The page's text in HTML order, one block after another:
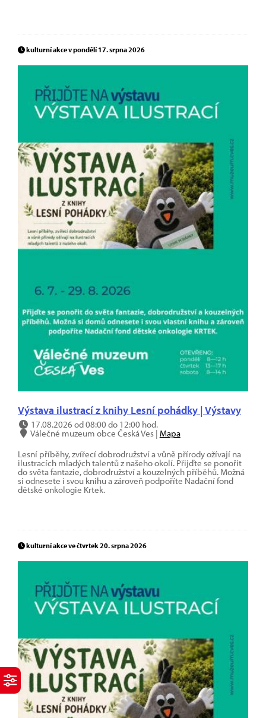
kulturní akce v pondělí 17. srpna 2026
Výstava ilustrací z knihy Lesní pohádky | Výstavy
17.08.2026 od 08:00 do 12:00 hod.
Válečné muzeum obce Česká Ves | Mapa
Lesní příběhy, zvířecí dobrodružství a vůně přírody ožívají na
ilustracích mladých talentů z našeho okolí. Přijďte se ponořit
do světa fantazie, dobrodružství a kouzelných příběhů. Možná
si odnesete i svou knihu a zároveň podpoříte Nadační fond
dětské onkologie Krtek.
kulturní akce ve čtvrtek 20. srpna 2026